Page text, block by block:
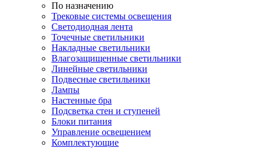
По назначению
Трековые системы освещения
Светодиодная лента
Точечные светильники
Накладные светильники
Влагозащищенные светильники
Линейные светильники
Подвесные светильники
Лампы
Настенные бра
Подсветка стен и ступеней
Блоки питания
Управление освещением
Комплектующие